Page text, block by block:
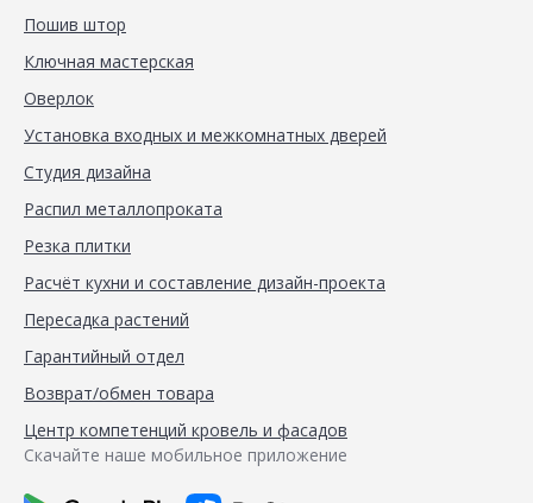
Пошив штор
Ключная мастерская
Оверлок
Установка входных и межкомнатных дверей
Студия дизайна
Распил металлопроката
Резка плитки
Расчёт кухни и составление дизайн-проекта
Пересадка растений
Гарантийный отдел
Возврат/обмен товара
Центр компетенций кровель и фасадов
Скачайте наше мобильное приложение